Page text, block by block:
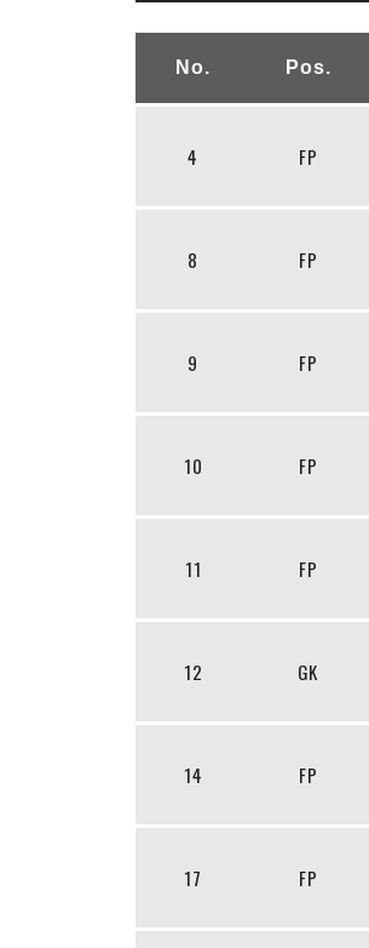
No. Pos.
4 FP
8 FP
9 FP
10 FP
11 FP
12 GK
14 FP
17 FP